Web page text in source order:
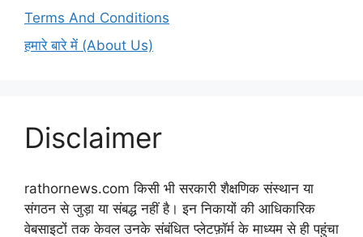
Terms And Conditions
हमारे बारे में (About Us)
Disclaimer
rathornews.com किसी भी सरकारी शैक्षणिक संस्थान या
संगठन से जुड़ा या संबद्ध नहीं है। इन निकायों की आधिकारिक
वेबसाइटों तक केवल उनके संबंधित प्लेटफ़ॉर्म के माध्यम से ही पहुंचा